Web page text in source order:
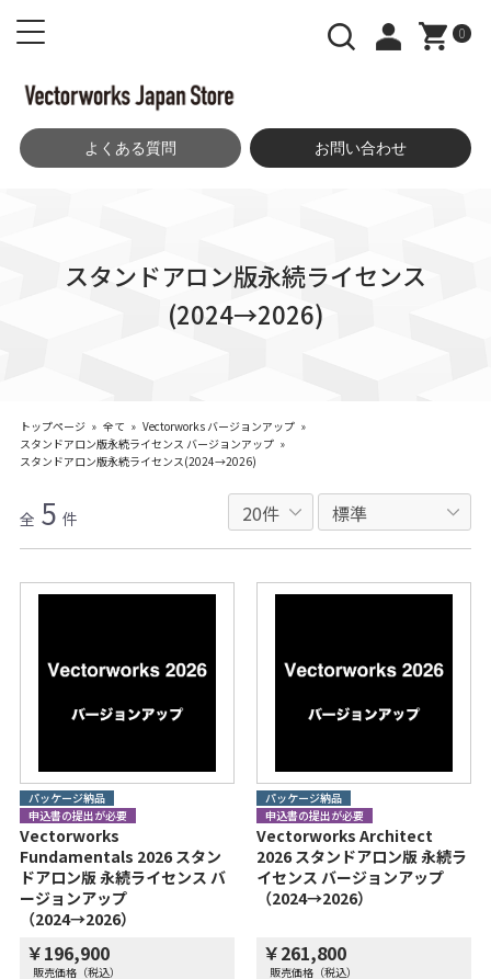
0
よくある質問 お問い合わせ
トップページ » 全て » Vectorworks バージョンアップ »
スタンドアロン版永続ライセンス バージョンアップ »
スタンドアロン版永続ライセンス(2024→2026)
スタンドアロン版永続ライセンス
(2024→2026)
全 5 件
パッケージ納品
申込書の提出が必要
Vectorworks
Fundamentals 2026 スタン
ドアロン版 永続ライセンス バ
ージョンアップ
（2024→2026）
￥196,900
販売価格（税込）
パッケージ納品
申込書の提出が必要
Vectorworks Architect
2026 スタンドアロン版 永続ラ
イセンス バージョンアップ
（2024→2026）
￥261,800
販売価格（税込）